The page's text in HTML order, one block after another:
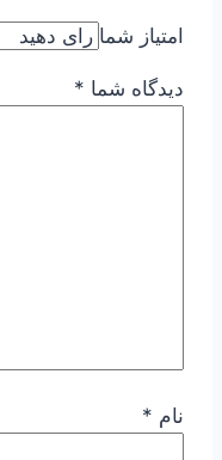
امتیاز شما
دیدگاه شما *
نام *